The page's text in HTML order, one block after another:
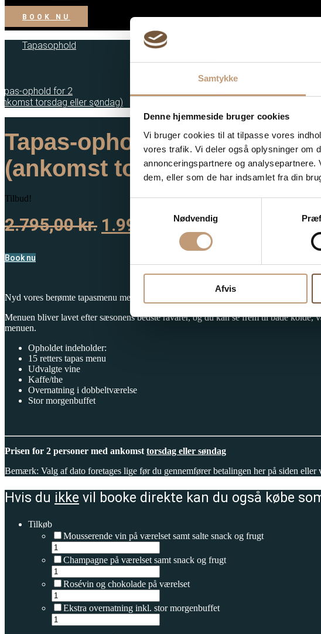
Samtykke
Denne hjemmeside bruger cookies
Vi bruger cookies til at tilpasse vores
vores trafik. Vi deler også oplysninger om
annonceringspartnere og
dem, eller som de har indsamlet fra din
Nødvendig
Afvis
BOOK NU
Tapasophold
ophold for 2
torsdag eller søndag)
Tapas-ophold for 2
(ankomst torsdag eller
Tilbud!
2.795,00kr. Den
oprindelige
pris
2.795,00 kr..
1.995,00kr.Den
aktuelle
pris
1.995,00 kr..
Book nu
Nyd vores berømte tapasmenu med 15 lækre serveringer i
Menuen bliver lavet efter sæsonens bedste råvarer, og du kan se frem til både
menuen.
Opholdet indeholder:
15 retters tapas menu
Udvalgte vine
Kaffe/the
Overnatning i dobbeltværelse
Stor morgenbuffet
Prisen for 2 personer med ankomst torsdag eller søndag
Bemærk: Valg af dato foretages lige før du gennemfører betalingen her på siden eller
Hvis du ikke vil booke direkte kan du også købe
Tilkøb
Mousserende vin på værelset samt salte snack og frugt
Champagne på værelset samt snack og frugt
Rosévin og chokolade på værelset
Ekstra overnatning inkl. stor morgenbuffet